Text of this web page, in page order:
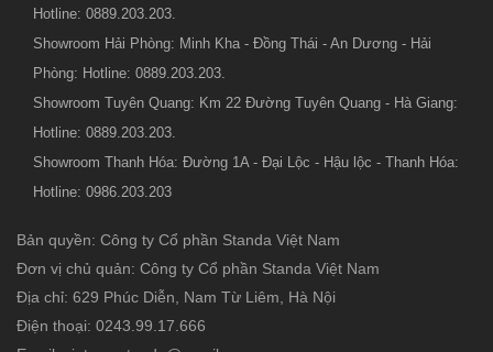
Hotline: 0889.203.203.
Showroom Hải Phòng: Minh Kha - Đồng Thái - An Dương - Hải
Phòng: Hotline: 0889.203.203.
Showroom Tuyên Quang: Km 22 Đường Tuyên Quang - Hà Giang:
Hotline: 0889.203.203.
Showroom Thanh Hóa: Đường 1A - Đại Lộc - Hậu lộc - Thanh Hóa:
Hotline: 0986.203.203
Bản quyền: Công ty Cổ phần Standa Việt Nam
Đơn vị chủ quản: Công ty Cổ phần Standa Việt Nam
Địa chỉ: 629 Phúc Diễn, Nam Từ Liêm, Hà Nội
Điện thoại: 0243.99.17.666